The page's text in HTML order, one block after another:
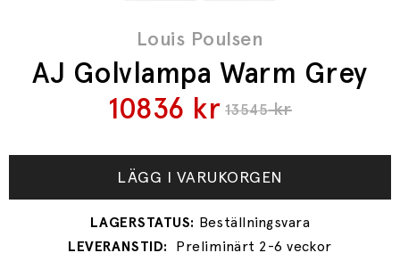
Louis Poulsen
AJ Golvlampa Warm Grey
13545kr
10836 kr
LÄGG I VARUKORGEN
Preliminärt 2-6 veckor